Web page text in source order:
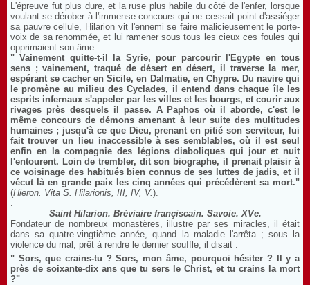
L'épreuve fut plus dure, et la ruse plus habile du côté de l'enfer, lorsque
voulant se dérober à l'immense concours qui ne cessait point d'assiéger
sa pauvre cellule, Hilarion vit l'ennemi se faire malicieusement le porte-
voix de sa renommée, et lui ramener sous tous les cieux ces foules qui
opprimaient son âme.
" Vainement quitte-t-il la Syrie, pour parcourir l'Egypte en tous
sens ; vainement, traqué de désert en désert, il traverse la mer,
espérant se cacher en Sicile, en Dalmatie, en Chypre. Du navire qui
le promène au milieu des Cyclades, il entend dans chaque île les
esprits infernaux s'appeler par les villes et les bourgs, et courir aux
rivages près desquels il passe. A Paphos où il aborde, c'est le
même concours de démons amenant à leur suite des multitudes
humaines ; jusqu'à ce que Dieu, prenant en pitié son serviteur, lui
fait trouver un lieu inaccessible à ses semblables, où il est seul
enfin en la compagnie des légions diaboliques qui jour et nuit
l'entourent. Loin de trembler, dit son biographe, il prenait plaisir à
ce voisinage des habitués bien connus de ses luttes de jadis, et il
vécut là en grande paix les cinq années qui précédèrent sa mort."
(Hieron. Vita S. Hilarionis, III, IV, V.).
.
Saint Hilarion. Bréviaire françiscain. Savoie. XVe.
Fondateur de nombreux monastères, illustre par ses miracles, il était
dans sa quatre-vingtième année, quand la maladie l'arrêta ; sous la
violence du mal, prêt à rendre le dernier souffle, il disait :
" Sors, que crains-tu ? Sors, mon âme, pourquoi hésiter ? Il y a
près de soixante-dix ans que tu sers le Christ, et tu crains la mort
?"